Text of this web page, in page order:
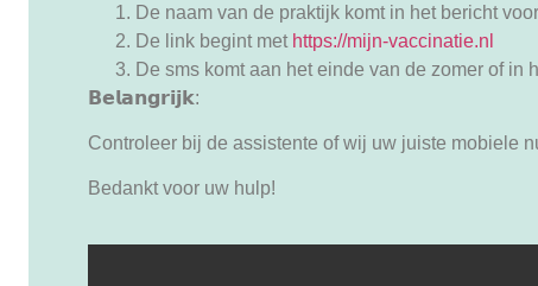
De naam van de praktijk komt in het bericht voor
De link begint met https://mijn-vaccinatie.nl
De sms komt aan het einde van de zomer of in
𝗕𝗲𝗹𝗮𝗻𝗴𝗿𝗶𝗷𝗸:
Controleer bij de assistente of wij uw juiste mobiele
Bedankt voor uw hulp!